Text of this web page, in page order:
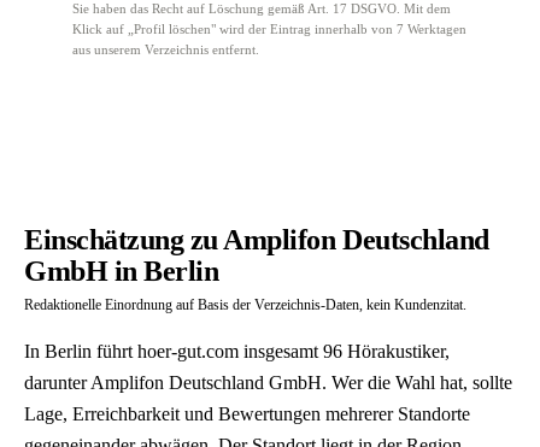
Sie haben das Recht auf Löschung gemäß Art. 17 DSGVO. Mit dem
Klick auf „Profil löschen" wird der Eintrag innerhalb von 7 Werktagen
aus unserem Verzeichnis entfernt.
Einschätzung zu Amplifon Deutschland
GmbH in Berlin
Redaktionelle Einordnung auf Basis der Verzeichnis-Daten, kein Kundenzitat.
In Berlin führt hoer-gut.com insgesamt 96 Hörakustiker,
darunter Amplifon Deutschland GmbH. Wer die Wahl hat, sollte
Lage, Erreichbarkeit und Bewertungen mehrerer Standorte